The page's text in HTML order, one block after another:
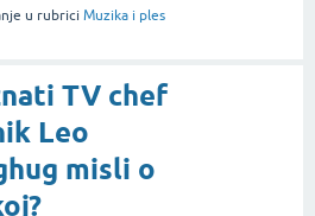
u rubrici Muzika i ples
TV chef
Leo
misli o